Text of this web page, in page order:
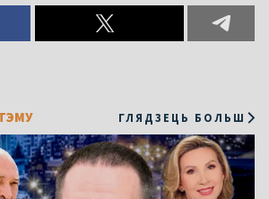
ГЛЯДЗЕЦЬ БОЛЬШ